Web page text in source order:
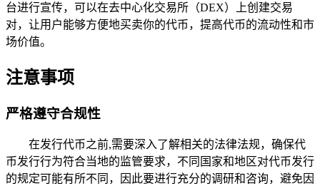
台进行宣传，可以在去中心化交易所（DEX）上创建交易
对，让用户能够方便地买卖你的代币，提高代币的流动性和市
场价值。
注意事项
严格遵守合规性
在发行代币之前,需要深入了解相关的法律法规，确保代
币发行行为符合当地的监管要求，不同国家和地区对代币发行
的规定可能有所不同，因此要进行充分的调研和咨询，避免因